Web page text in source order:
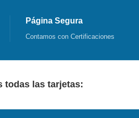
Página Segura
Contamos con Certificaciones
todas las tarjetas: